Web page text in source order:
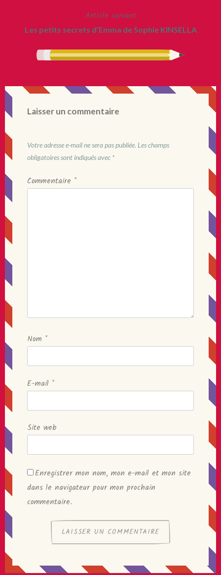
Article suivant
Les petits secrets d’Emma de Sophie KINSELLA
Laisser un commentaire
Votre adresse e-mail ne sera pas publiée. Les champs
obligatoires sont indiqués avec *
Commentaire *
Nom *
E-mail *
Site web
Enregistrer mon nom, mon e-mail et mon site
dans le navigateur pour mon prochain
commentaire.